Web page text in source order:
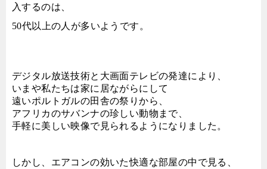
入するのは、
50代以上の人が多いようです。
デジタル放送技術と大画面テレビの発達により、
いまや私たちは家に居ながらにして
遠いポルトガルの田舎の祭りから、
アフリカのサバンナの珍しい動物まで、
手軽に美しい映像で見られるようになりました。
しかし、エアコンの効いた快適な部屋の中で見る、